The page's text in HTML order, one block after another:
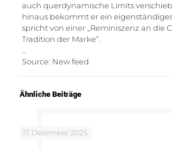
auch querdynamische Limits
hinaus bekommt er ein
spricht von einer „Reminiszenz an die
Tradition der Marke“.
Source: New feed
Ähnliche Beiträge
17. Dezember 2025